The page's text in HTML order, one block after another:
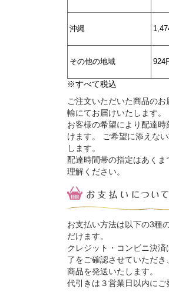
沖縄
その他の地域 924
※すべて税込
ご注文いただいた商品の
輸にてお届けいたします。
お客様の希望により配達
けます。 ご希望に添えな
します。
配達時間帯の指定はあくま
理解ください。
お支払い方法は以下の3種
だけます。
クレジット・コンビニ決
了をご確認させていただ
商品を発送いたします。
代引きは３営業日以内にご